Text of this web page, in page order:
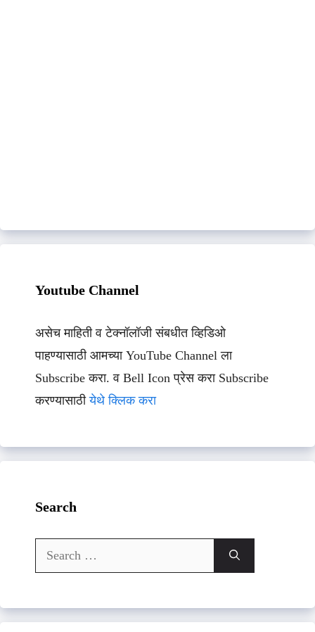
Youtube Channel
असेच माहिती व टेक्नॉलॉजी संबधीत व्हिडिओ
पाहण्यासाठी आमच्या YouTube Channel ला
Subscribe करा. व Bell Icon प्रेस करा Subscribe
करण्यासाठीयेथे क्लिक करा
Search
Search
for: